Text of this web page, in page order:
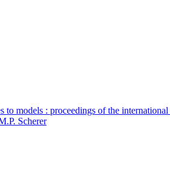
models : proceedings of the
Scherer